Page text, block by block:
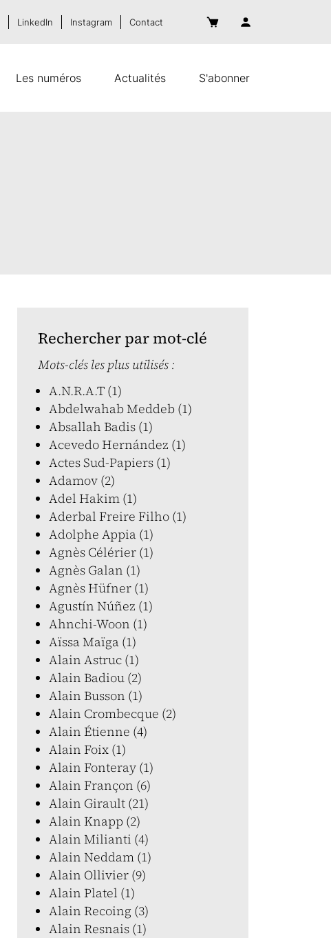
Les numéros Actualités S'abonner
LinkedIn Instagram Contact
Rechercher par mot-clé
Mots-clés les plus utilisés :
A.N.R.A.T (1)
Abdelwahab Meddeb (1)
Absallah Badis (1)
Acevedo Hernández (1)
Actes Sud-Papiers (1)
Adamov (2)
Adel Hakim (1)
Aderbal Freire Filho (1)
Adolphe Appia (1)
Agnès Célérier (1)
Agnès Galan (1)
Agnès Hüfner (1)
Agustín Núñez (1)
Ahnchi-Woon (1)
Aïssa Maïga (1)
Alain Astruc (1)
Alain Badiou (2)
Alain Busson (1)
Alain Crombecque (2)
Alain Étienne (4)
Alain Foix (1)
Alain Fonteray (1)
Alain Françon (6)
Alain Girault (21)
Alain Knapp (2)
Alain Milianti (4)
Alain Neddam (1)
Alain Ollivier (9)
Alain Platel (1)
Alain Recoing (3)
Alain Resnais (1)